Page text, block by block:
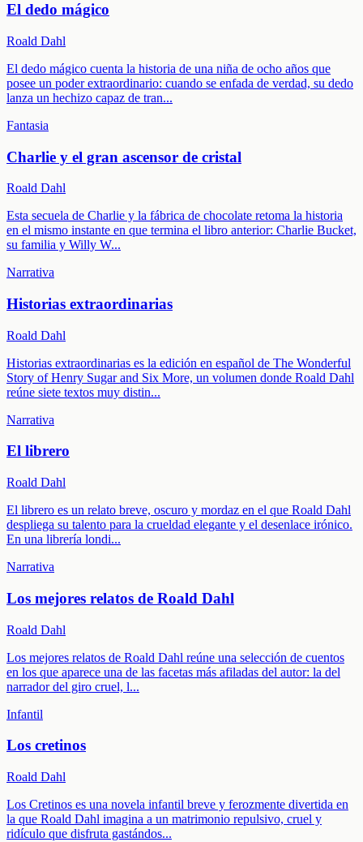
El dedo mágico
Roald Dahl
El dedo mágico cuenta la historia de una niña de ocho años que
posee un poder extraordinario: cuando se enfada de verdad, su dedo
lanza un hechizo capaz de tran...
Fantasia
Charlie y el gran ascensor de cristal
Roald Dahl
Esta secuela de Charlie y la fábrica de chocolate retoma la historia
en el mismo instante en que termina el libro anterior: Charlie Bucket,
su familia y Willy W...
Narrativa
Historias extraordinarias
Roald Dahl
Historias extraordinarias es la edición en español de The Wonderful
Story of Henry Sugar and Six More, un volumen donde Roald Dahl
reúne siete textos muy distin...
Narrativa
El librero
Roald Dahl
El librero es un relato breve, oscuro y mordaz en el que Roald Dahl
despliega su talento para la crueldad elegante y el desenlace irónico.
En una librería londi...
Narrativa
Los mejores relatos de Roald Dahl
Roald Dahl
Los mejores relatos de Roald Dahl reúne una selección de cuentos
en los que aparece una de las facetas más afiladas del autor: la del
narrador del giro cruel, l...
Infantil
Los cretinos
Roald Dahl
Los Cretinos es una novela infantil breve y ferozmente divertida en
la que Roald Dahl imagina a un matrimonio repulsivo, cruel y
ridículo que disfruta gastándos...